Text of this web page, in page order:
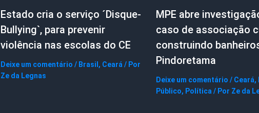
Estado cria o serviço ´Disque-
Bullying`, para prevenir
violência nas escolas do CE
Deixe um comentário / Brasil , Ceará / Por
Ze da Legnas
MPE abre
caso de associação
construindo
Pindoretama
Deixe um comentário / Ceará,
Público, Política / Por Ze da